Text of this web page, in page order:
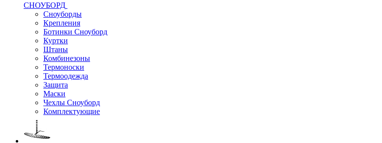
СНОУБОРД
Сноуборды
Крепления
Ботинки Сноуборд
Куртки
Штаны
Комбинезоны
Термоноски
Термоодежда
Защита
Маски
Чехлы Сноуборд
Комплектующие